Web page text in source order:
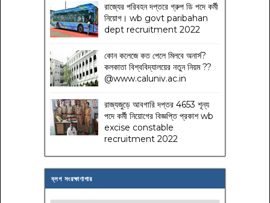
রাজ্যের পরিবহন দপ্তরে গ্রুপ ডি পদে কর্মী
নিয়োগ। wb govt paribahan
dept recruitment 2022
কোন কলেজে কত পেলে মিলবে অনার্স?
কলকাতা বিশ্ববিদ্যালয়ের নতুন নিয়ম??
@www.caluniv.ac.in
রাজ্যজুড়ে আবগারি দপ্তর 4653 শূন্য
পদে কর্মী নিয়োগের বিজ্ঞপ্তি প্রকাশ wb
excise constable
recruitment 2022
ব্লগ সংরক্ষাণাগার